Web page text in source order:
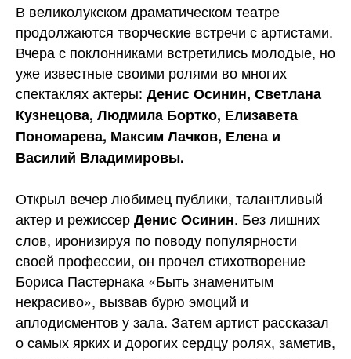
В великолукском драматическом театре
продолжаются творческие встречи с артистами.
Вчера с поклонниками встретились молодые, но
уже известные своими ролями во многих
спектаклях актеры: Денис Осинин, Светлана
Кузнецова, Людмила Бортко, Елизавета
Пономарева, Максим Лачков, Елена и
Василий Владимировы.
Открыл вечер любимец публики, талантливый
актер и режиссерДенис Осинин. Без лишних
слов, иронизируя по поводу популярности
своей профессии, он прочел стихотворение
Бориса Пастернака «Быть знаменитым
некрасиво», вызвав бурю эмоций и
аплодисментов у зала. Затем артист рассказал
о самых ярких и дорогих сердцу ролях, заметив,